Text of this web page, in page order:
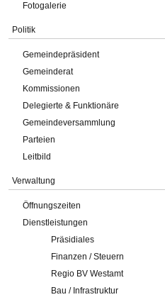
Fotogalerie
Politik
Gemeindepräsident
Gemeinderat
Kommissionen
Delegierte & Funktionäre
Gemeindeversammlung
Parteien
Leitbild
Verwaltung
Öffnungszeiten
Dienstleistungen
Präsidiales
Finanzen / Steuern
Regio BV Westamt
Bau / Infrastruktur